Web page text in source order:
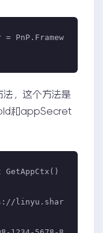
PnP.Framew
，这个方法是
和appSecret